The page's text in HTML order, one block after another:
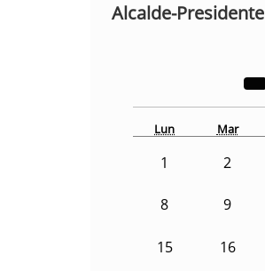
Alcalde-Presidente
Lun Mar
1 2
8 9
15 16